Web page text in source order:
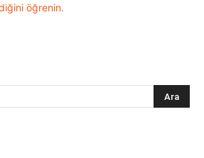
öğrenin.